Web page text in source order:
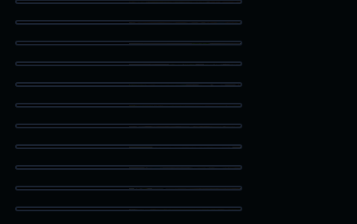
A-Frame Interior
Upper Level Room
Vaulted Bedroom
Front Elevation
Elevated Deck
Rural Aerial View Lago Vista
Art Museum Bison
Wildlife Rescue Corpus Christi
Bay Education Center
Ranch Land Aerial in Alice
Aransas Pass Welcome Sign